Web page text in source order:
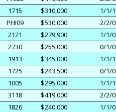
1715
$310,000 1/1/1
PHI09
$530,000 2/2/0
2121
$279,900 1/1/0
2730
$255,000 0/1/0
1913
$345,000 1/1/1
1725
$243,500 0/1/0
1005
$295,000 1/1/1
3118
$419,000 2/2/0
1826
$240,000 1/1/0